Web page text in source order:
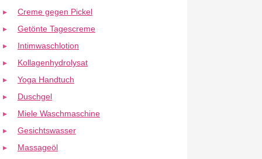
Creme gegen Pickel
Getönte Tagescreme
Intimwaschlotion
Kollagenhydrolysat
Yoga Handtuch
Duschgel
Miele Waschmaschine
Gesichtswasser
Massageöl